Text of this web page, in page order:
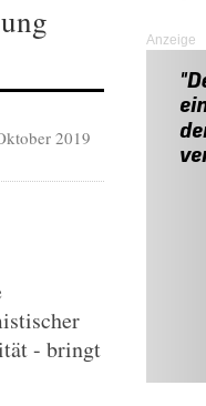
2019
- bringt
Anzeige